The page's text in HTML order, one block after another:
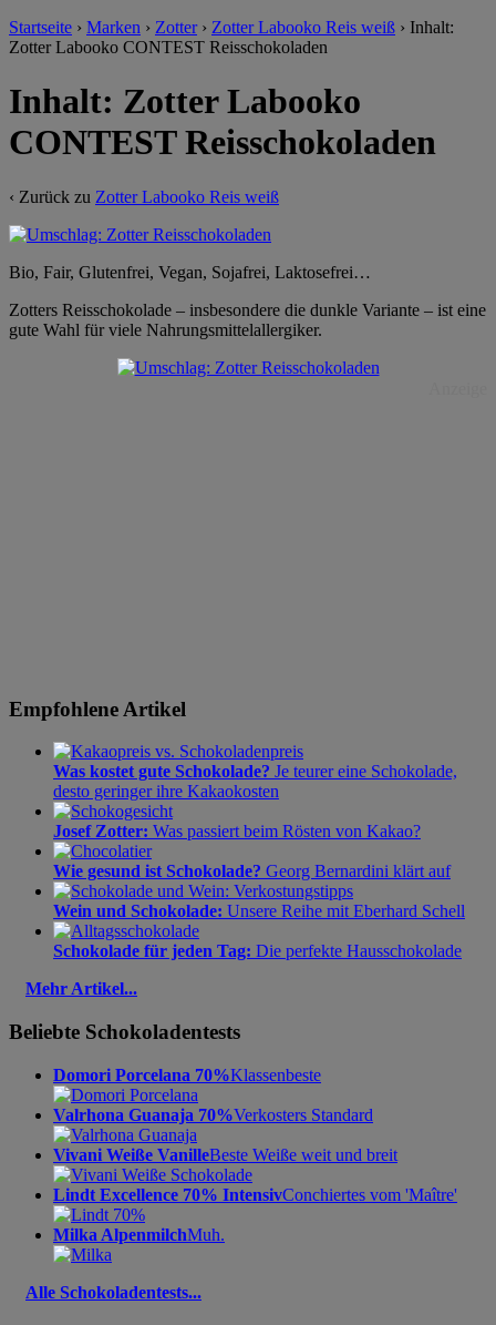
Startseite › Marken › Zotter › Zotter Labooko Reis weiß › Inhalt:
Zotter Labooko CONTEST Reisschokoladen
Inhalt: Zotter Labooko
CONTEST Reisschokoladen
‹ Zurück zu Zotter Labooko Reis weiß
Bio, Fair, Glutenfrei, Vegan, Sojafrei, Laktosefrei…
Zotters Reisschokolade – insbesondere die dunkle Variante – ist eine
gute Wahl für viele Nahrungsmittelallergiker.
Empfohlene Artikel
Was kostet gute Schokolade? Je teurer eine Schokolade,
desto geringer ihre Kakaokosten
Josef Zotter: Was passiert beim Rösten von Kakao?
Wie gesund ist Schokolade? Georg Bernardini klärt auf
Wein und Schokolade: Unsere Reihe mit Eberhard Schell
Schokolade für jeden Tag: Die perfekte Hausschokolade
Mehr Artikel...
Beliebte Schokoladentests
Domori Porcelana 70%Klassenbeste
Valrhona Guanaja 70%Verkosters Standard
Vivani Weiße VanilleBeste Weiße weit und breit
Lindt Excellence 70% IntensivConchiertes vom 'Maître'
Milka AlpenmilchMuh.
Alle Schokoladentests...